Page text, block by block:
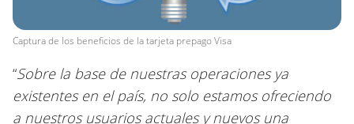
Captura de los beneficios de la tarjeta prepago Visa
“Sobre la base de nuestras operaciones ya
existentes en el país, no solo estamos ofreciendo
a nuestros usuarios actuales y nuevos una